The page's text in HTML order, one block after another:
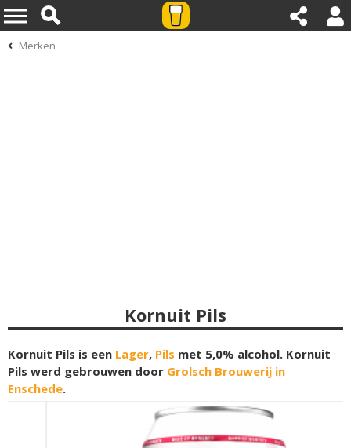
Merken
Kornuit Pils
Kornuit Pils is een Lager, Pils met 5,0% alcohol. Kornuit
Pils werd gebrouwen door Grolsch Brouwerij in
Enschede.